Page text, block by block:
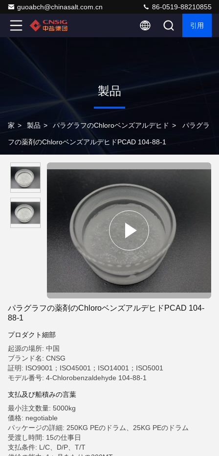
guoabch@chinasalt.com.cn 86-0519-88210855
引用
製品
家 > 製品 > パラグラフのChloroベンズアルデヒド > パラグラ
フの薬剤のChloroベンズアルデヒドPCAD 104-88-1
パラグラフの薬剤のChloroベンズアルデヒドPCAD 104-
88-1
プロダクト細部
起源の場所: 中国
ブランド名: CNSG
証明: ISO9001；ISO45001；ISO14001；ISO5001
モデル番号: 4-Chlorobenzaldehyde 104-88-1
支払及び船積みの言葉
最小注文数量: 5000kg
価格: negotiable
パッケージの詳細: 250KG PEのドラム、25KG PEのドラム
受渡し時間: 15の仕事日
支払条件: L/C、D/P、T/T